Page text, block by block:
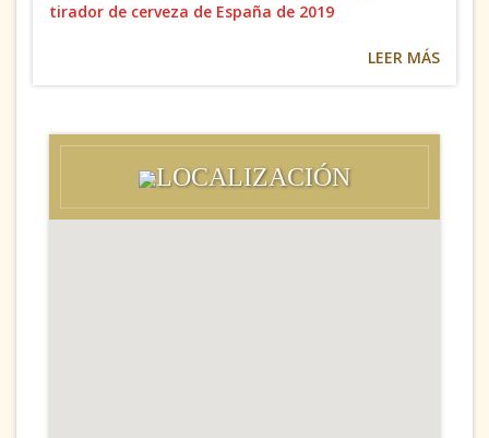
tirador de cerveza de España de 2019
LEER MÁS
LOCALIZACIÓN